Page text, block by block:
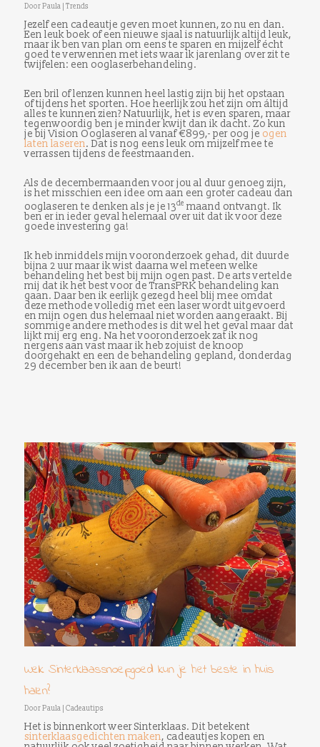
Door Paula Trends
Jezelf een cadeautje geven moet kunnen, zo nu en dan.
Een leuk boek of een nieuwe sjaal is natuurlijk altijd leuk,
maar ik ben van plan om eens te sparen en mijzelf écht
goed te verwennen met iets waar ik jarenlang over zit te
twijfelen: een ooglaserbehandeling.
Een bril of lenzen kunnen heel lastig zijn bij het opstaan
of tijdens het sporten. Hoe heerlijk zou het zijn om áltijd
alles te kunnen zien? Natuurlijk, het is even sparen, maar
tegenwoordig ben je minder kwijt dan ik dacht. Zo kun
je bij Vision Ooglaseren al vanaf €899,- per oog je ogen
laten laseren. Dat is nog eens leuk om mijzelf mee te
verrassen tijdens de feestmaanden.
Als de decembermaanden voor jou al duur genoeg zijn,
is het misschien een idee om aan een groter cadeau dan
ooglaseren te denken als je je 13de maand ontvangt. Ik
ben er in ieder geval helemaal over uit dat ik voor deze
goede investering ga!
Ik heb inmiddels mijn vooronderzoek gehad, dit duurde
bijna 2 uur maar ik wist daarna wel meteen welke
behandeling het best bij mijn ogen past. De arts vertelde
mij dat ik het best voor de TransPRK behandeling kan
gaan. Daar ben ik eerlijk gezegd heel blij mee omdat
deze methode volledig met een laser wordt uitgevoerd
en mijn ogen dus helemaal niet worden aangeraakt. Bij
sommige andere methodes is dit wel het geval maar dat
lijkt mij erg eng. Na het vooronderzoek zat ik nog
nergens aan vast maar ik heb zojuist de knoop
doorgehakt en een de behandeling gepland, donderdag
29 december ben ik aan de beurt!
Welk Sinterklaassnoepgoed kun je het beste in huis
halen?
Door Paula Cadeautips
Het is binnenkort weer Sinterklaas. Dit betekent
sinterklaasgedichten maken, cadeautjes kopen en